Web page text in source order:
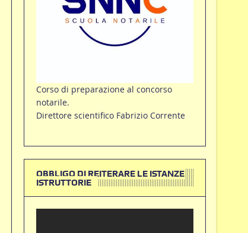
Corso di preparazione al concorso
notarile.
Direttore scientifico Fabrizio Corrente
OBBLIGO DI REITERARE LE ISTANZE
ISTRUTTORIE